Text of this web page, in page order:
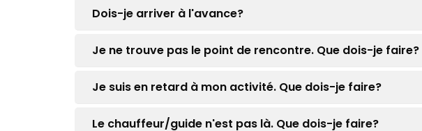
Dois-je arriver à l'avance?
Je ne trouve pas le point de rencontre. Que dois-je faire?
Je suis en retard à mon activité. Que dois-je faire?
Le chauffeur/guide n'est pas là. Que dois-je faire?